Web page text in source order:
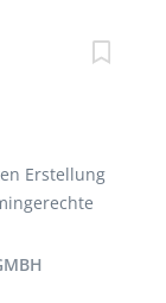
Erstellung
der